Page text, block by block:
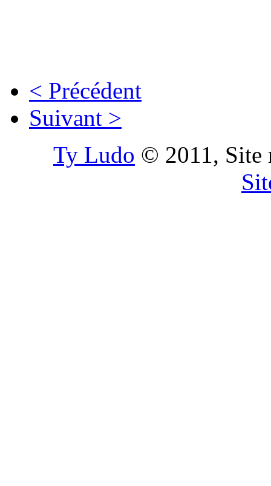
< Précédent
Suivant >
Ty Ludo © 2011, Site